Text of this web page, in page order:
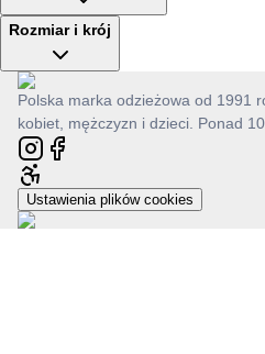
Rozmiar i krój
Polska marka odzieżowa od 1991
kobiet, mężczyzn i dzieci. Ponad
Ustawienia plików cookies